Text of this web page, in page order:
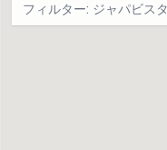
フィルター: ジャパビスタ